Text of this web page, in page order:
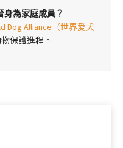
為家庭成員？
Dog Alliance（世界愛犬
保護進程。